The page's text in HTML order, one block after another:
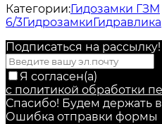
Категории:Гидозамки ГЗМ
6/3ГидрозамкиГидравлика
Подписаться на рассылкy!
Я согласен(a)
с политикой обработки
Спасибо! Будем держать
Ошибка отправки формы